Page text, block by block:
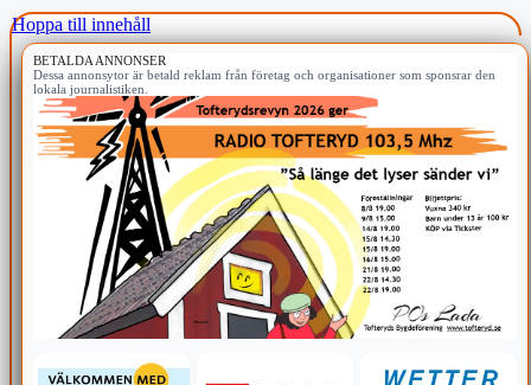
Hoppa till innehåll
BETALDA ANNONSER
Dessa annonsytor är betald reklam från företag och organisationer som sponsrar den
lokala journalistiken.